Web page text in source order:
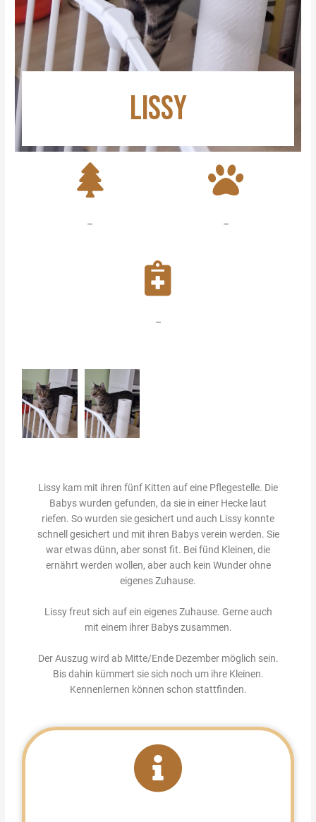
LISSY
– –
–
Lissy kam mit ihren fünf Kitten auf eine Pflegestelle. Die
Babys wurden gefunden, da sie in einer Hecke laut
riefen. So wurden sie gesichert und auch Lissy konnte
schnell gesichert und mit ihren Babys verein werden. Sie
war etwas dünn, aber sonst fit. Bei fünd Kleinen, die
ernährt werden wollen, aber auch kein Wunder ohne
eigenes Zuhause.
Lissy freut sich auf ein eigenes Zuhause. Gerne auch
mit einem ihrer Babys zusammen.
Der Auszug wird ab Mitte/Ende Dezember möglich sein.
Bis dahin kümmert sie sich noch um ihre Kleinen.
Kennenlernen können schon stattfinden.